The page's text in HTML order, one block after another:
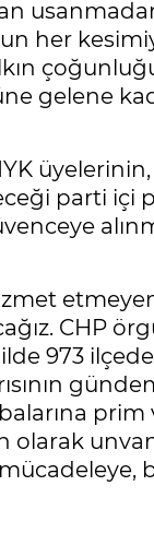
her
gelene
parti içi
CHP
ilde 973
olarak